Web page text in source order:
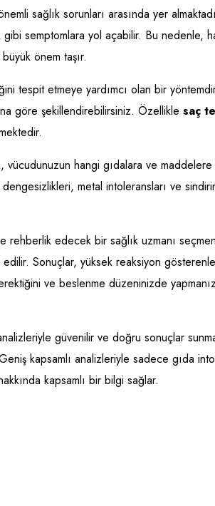
sağlık sorunları arasında yer
semptomlara yol açabilir. Bu nedenle,
önem taşır.
tespit etmeye yardımcı olan bir
göre şekillendirebilirsiniz. Özellikle saç
hangi gıdalara ve
metal intoleransları ve
rehberlik edecek bir sağlık uzmanı
Sonuçlar, yüksek reaksiyon
ve beslenme düzeninizde
güvenilir ve doğru sonuçlar
kapsamlı analizleriyle sadece gıda
kapsamlı bir bilgi sağlar.